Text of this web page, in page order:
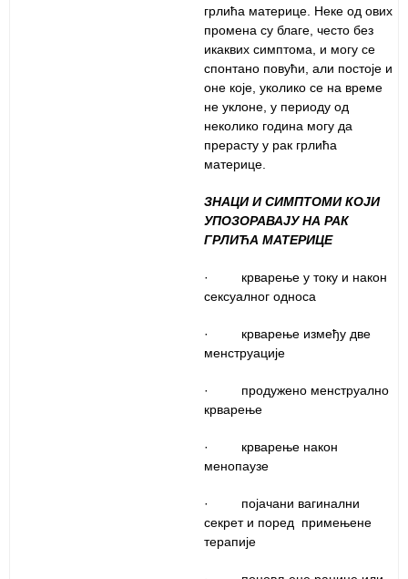
грлића материце. Неке од ових
промена су благе, често без
икаквих симптома, и могу се
спонтано повући, али постоје и
оне које, уколико се на време
не уклоне, у периоду од
неколико година могу да
прерасту у рак грлића
материце.
ЗНАЦИ И СИМПТОМИ КОЈИ
УПОЗОРАВАЈУ НА РАК
ГРЛИЋА МАТЕРИЦЕ
· крварење у току и након
сексуалног односа
· крварење између две
менструације
· продужено менструално
крварење
· крварење након
менопаузе
· појачани вагинални
секрет и поред примењене
терапије